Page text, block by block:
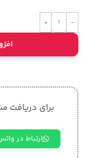
برای دریافت
ارتباط در